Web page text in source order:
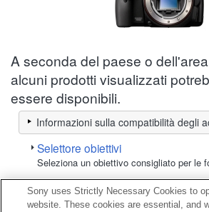
A seconda del paese o
alcuni prodotti visualizzati
essere disponibili.
Informazioni sulla compatibilità degli
Selettore obiettivi
Seleziona un obiettivo consigliato per le
CavoSony uses Strictly Necessary Cookies to
website. These cookies are essential, and